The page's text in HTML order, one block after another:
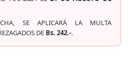
SE APLICARÁ LA MULTA
DE Bs. 242.-.